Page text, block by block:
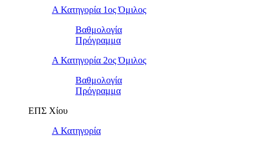
Α Κατηγορία 1ος Όμιλος
Βαθμολογία
Πρόγραμμα
Α Κατηγορία 2ος Όμιλος
Βαθμολογία
Πρόγραμμα
ΕΠΣ Χίου
Α Κατηγορία